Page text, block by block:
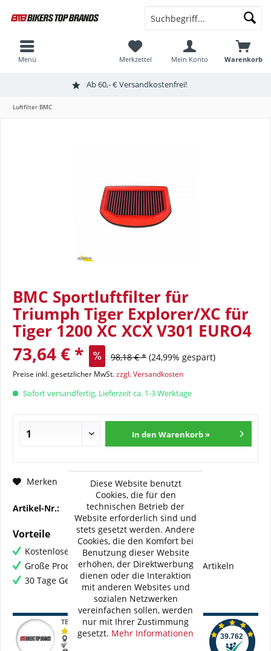
Ab 60,- € Versandkostenfrei!
Warenkorb
Merkzettel Mein Konto
Menü
Luftfilter BMC
BMC Sportluftfilter für
Triumph Tiger Explorer/XC für
Tiger 1200 XC XCX V301 EURO4
73,64 € * 98,18 € * (24,99% gespart)
Preise inkl. gesetzlicher MwSt.zzgl. Versandkosten
Sofort versandfertig, Lieferzeit ca. 1-3 Werktage
In den Warenkorb »
Merken Fragen zum Artikel?
Artikel-Nr.: BMC-FM-735-04
Vorteile
Kostenloser Versand ab € 60,- Bestellwert
Große Produktauswahl mit mehr als 80.000 Artikeln
30 Tage Geld-Zurück-Garantie
Diese Website benutzt
Cookies, die für den
technischen Betrieb der
Website erforderlich sind und
stets gesetzt werden. Andere
Cookies, die den Komfort bei
Benutzung dieser Website
erhöhen, der Direktwerbung
dienen oder die Interaktion
mit anderen Websites und
sozialen Netzwerken
vereinfachen sollen, werden
nur mit Ihrer Zustimmung
gesetzt. Mehr Informationen